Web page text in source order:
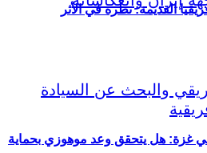
في غزة: هل يتحقق وعد موهوزي بحماية
القديمة: نظرة في الأثر